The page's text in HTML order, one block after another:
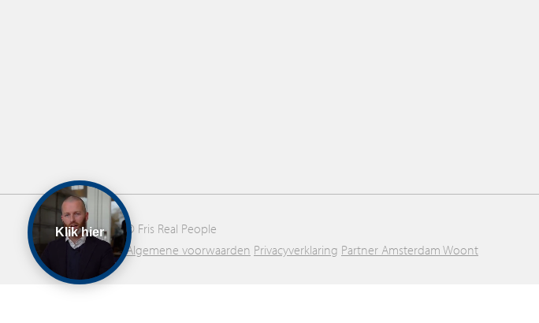
© Fris Real People
Algemene voorwaarden Privacyverklaring Partner Amsterdam Woont
Klik hier